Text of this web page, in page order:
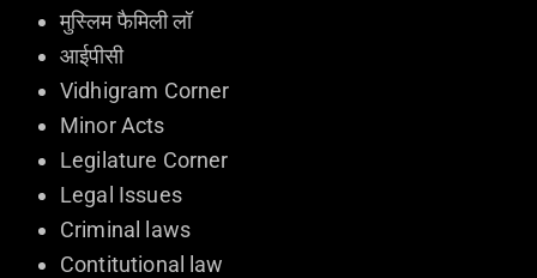
मुस्लिम फैमिली लॉ
आईपीसी
Vidhigram Corner
Minor Acts
Legilature Corner
Legal Issues
Criminal laws
Contitutional law